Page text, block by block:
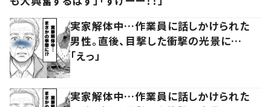
実家解体中…作業員に話しかけられた
男性。直後、目撃した衝撃の光景に…
「えっ」
実家解体中…作業員に話しかけられた